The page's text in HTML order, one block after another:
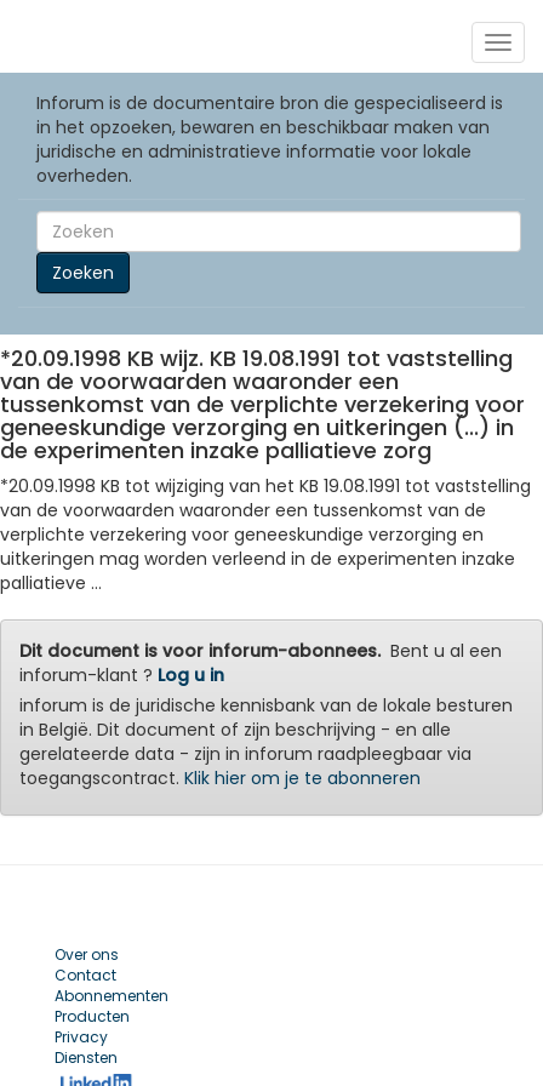
Inforum is de documentaire bron die gespecialiseerd is
in het opzoeken, bewaren en beschikbaar maken van
juridische en administratieve informatie voor lokale
overheden.
Zoeken
*20.09.1998 KB wijz. KB 19.08.1991 tot vaststelling
van de voorwaarden waaronder een
tussenkomst van de verplichte verzekering voor
geneeskundige verzorging en uitkeringen (...) in
de experimenten inzake palliatieve zorg
*20.09.1998 KB tot wijziging van het KB 19.08.1991 tot vaststelling
van de voorwaarden waaronder een tussenkomst van de
verplichte verzekering voor geneeskundige verzorging en
uitkeringen mag worden verleend in de experimenten inzake
palliatieve ...
Dit document is voor inforum-abonnees.Bent u al een
inforum-klant ? Log u in
inforum is de juridische kennisbank van de lokale besturen
in België. Dit document of zijn beschrijving - en alle
gerelateerde data - zijn in inforum raadpleegbaar via
toegangscontract. Klik hier om je te abonneren
Over ons
Contact
Abonnementen
Producten
Privacy
Diensten